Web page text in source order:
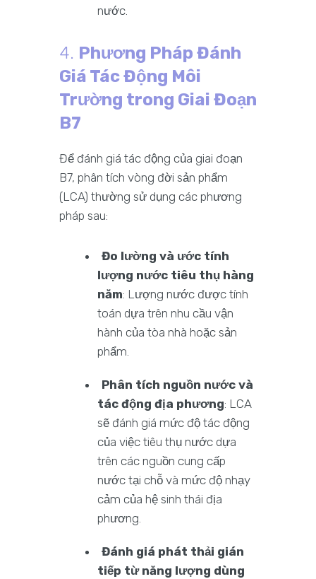
nước.
4. Phương Pháp Đánh
Giá Tác Động Môi
Trường trong Giai Đoạn
B7
Để đánh giá tác động của giai đoạn
B7, phân tích vòng đời sản phẩm
(LCA) thường sử dụng các phương
pháp sau:
Đo lường và ước tính
lượng nước tiêu thụ hàng
năm: Lượng nước được tính
toán dựa trên nhu cầu vận
hành của tòa nhà hoặc sản
phẩm.
Phân tích nguồn nước và
tác động địa phương: LCA
sẽ đánh giá mức độ tác động
của việc tiêu thụ nước dựa
trên các nguồn cung cấp
nước tại chỗ và mức độ nhạy
cảm của hệ sinh thái địa
phương.
Đánh giá phát thải gián
tiếp từ năng lượng dùng